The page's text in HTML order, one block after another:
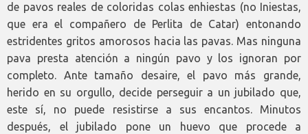
de pavos reales de coloridas colas enhiestas (no Iniestas,
que era el compañero de Perlita de Catar) entonando
estridentes gritos amorosos hacia las pavas. Mas ninguna
pava presta atención a ningún pavo y los ignoran por
completo. Ante tamaño desaire, el pavo más grande,
herido en su orgullo, decide perseguir a un jubilado que,
este sí, no puede resistirse a sus encantos. Minutos
después, el jubilado pone un huevo que procede a